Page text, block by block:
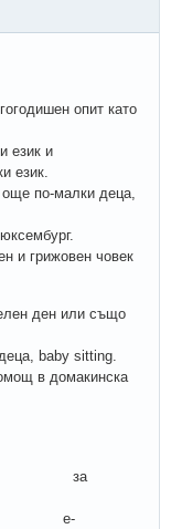
опит като
език и
език.
по-малки деца,
и грижовен човек
ден или също
baby sitting.
в домакинска
за